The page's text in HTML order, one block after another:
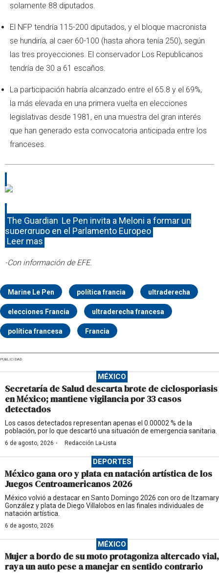
solamente 88 diputados.
El NFP tendría 115-200 diputados, y el bloque macronista
se hundiría, al caer 60-100 (hasta ahora tenía 250), según
las tres proyecciones. El conservador Los Republicanos
tendría de 30 a 61 escaños.
La participación habría alcanzado entre el 65.8 y el 69%,
la más elevada en una primera vuelta en elecciones
legislativas desde 1981, en una muestra del gran interés
que han generado esta convocatoria anticipada entre los
franceses.
The Guardian Le Pen invita a Meloni a formar un
supergrupo en el Parlamento Europeo
Leer mas
-Con información de EFE.
Marine Le Pen política francia ultraderecha
elecciones Francia ultraderecha francesa
política francesa Francia
PUBLICIDAD
MÉXICO
Secretaría de Salud descarta brote de ciclosporiasis
en México; mantiene vigilancia por 33 casos
detectados
Los casos detectados representan apenas el 0.00002 % de la
población, por lo que descartó una situación de emergencia sanitaria.
6 de agosto, 2026 · Redacción La-Lista
DEPORTES
México gana oro y plata en natación artística de los
Juegos Centroamericanos 2026
México volvió a destacar en Santo Domingo 2026 con oro de Itzamary
González y plata de Diego Villalobos en las finales individuales de
natación artística.
6 de agosto, 2026
MÉXICO
Mujer a bordo de su moto protagoniza altercado vial,
raya un auto pese a manejar en sentido contrario